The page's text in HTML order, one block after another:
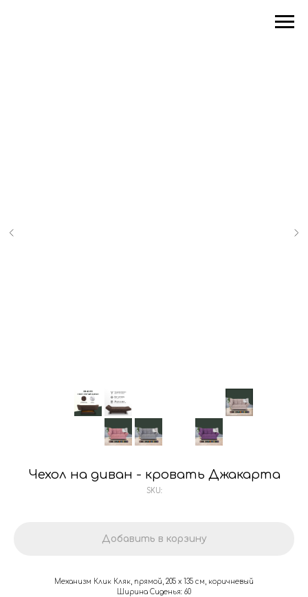
Чехол на диван - кровать Джакарта
SKU:
Добавить в корзину
Механизм Клик Кляк, прямой, 205 х 135 см, коричневый
Ширина Сиденья: 60